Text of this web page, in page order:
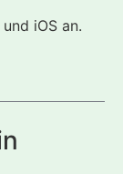
iOS an.